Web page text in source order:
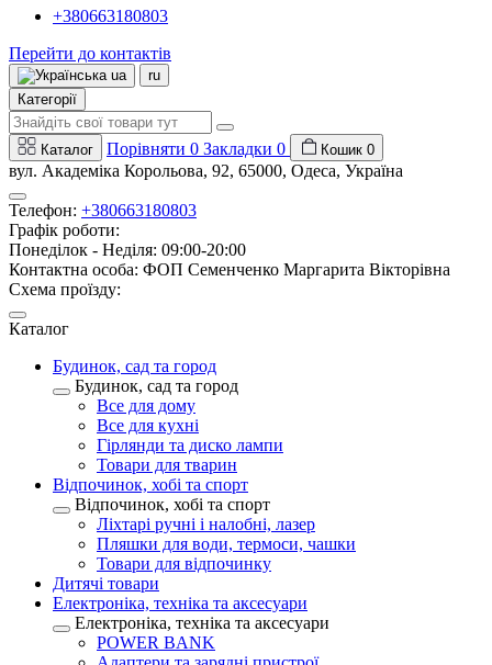
+380663180803
Перейти до контактів
ua
ru
Категорії
Каталог Порівняти 0 Закладки 0 Кошик 0
вул. Академіка Корольова, 92, 65000, Одеса, Україна
Телефон: +380663180803
Графік роботи:
Понеділок - Неділя: 09:00-20:00
Контактна особа: ФОП Семенченко Маргарита Вікторівна
Схема проїзду:
Каталог
Будинок, сад та город
Будинок, сад та город
Все для дому
Все для кухні
Гірлянди та диско лампи
Товари для тварин
Відпочинок, хобі та спорт
Відпочинок, хобі та спорт
Ліхтарі ручні і налобні, лазер
Пляшки для води, термоси, чашки
Товари для відпочинку
Дитячі товари
Електроніка, техніка та аксесуари
Електроніка, техніка та аксесуари
POWER BANK